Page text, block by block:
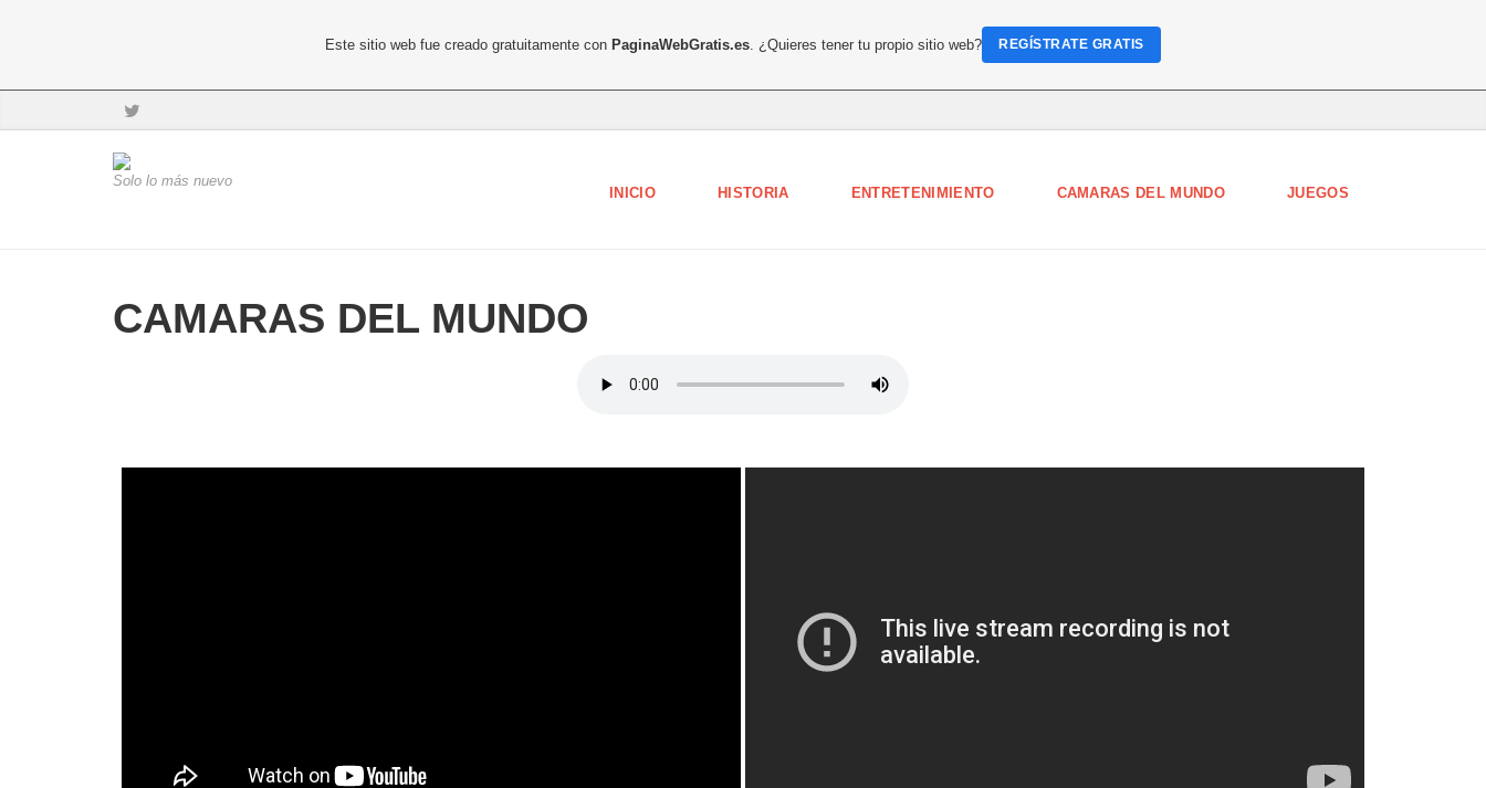
Solo lo más nuevo
INICIO HISTORIA ENTRETENIMIENTO CAMARAS DEL MUNDO JUEGOS
CAMARAS DEL MUNDO
Este sitio web fue creado gratuitamente conPaginaWebGratis.es . ¿Quieres tener tu propio sitio web? REGÍSTRATE GRATIS